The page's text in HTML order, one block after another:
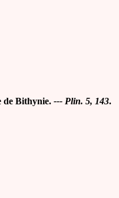
de Bithynie. --- Plin. 5, 143.